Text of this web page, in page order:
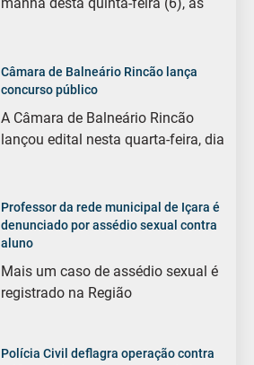
manhã desta quinta-feira (6), às
Câmara de Balneário Rincão lança
concurso público
A Câmara de Balneário Rincão
lançou edital nesta quarta-feira, dia
Professor da rede municipal de Içara é
denunciado por assédio sexual contra
aluno
Mais um caso de assédio sexual é
registrado na Região
Polícia Civil deflagra operação contra